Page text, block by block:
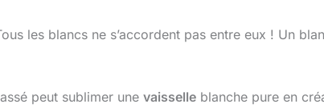
les blancs ne s’accordent pas entre eux ! Un
peut sublimer une vaisselle blanche pure en